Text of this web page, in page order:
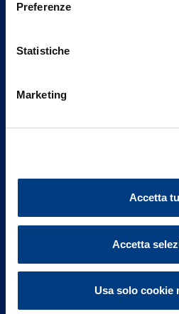
Preferenze
Statistiche
Marketing
Accetta
Accetta
Usa solo cookie
Vittoria Assicurazioni S.p.A.
20149 Milano
FAQ
Governance
Performances
Press